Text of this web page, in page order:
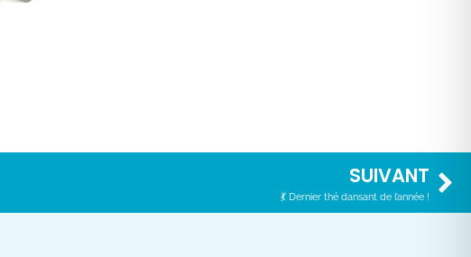
SUIVANT
💃 Dernier thé dansant de l’année !